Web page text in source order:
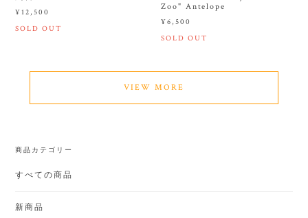
¥12,500
SOLD OUT
Zoo" Antelope
¥6,500
SOLD OUT
VIEW MORE
商品カテゴリー
すべての商品
新商品